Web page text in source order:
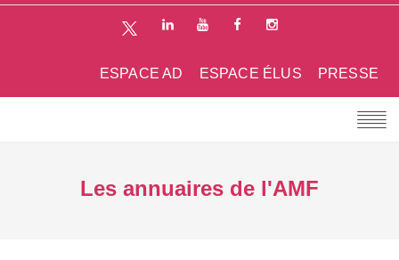
PRESSE
ESPACE ÉLUS
ESPACE AD
Les annuaires de l'AMF